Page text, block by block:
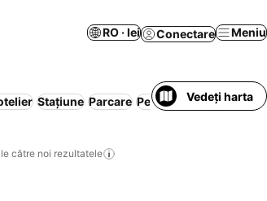
RO · lei Conectare Meniu
Stațiune Parcare Pensiune cu mic dejun
Vedeți harta
către noi rezultatele
la favorite